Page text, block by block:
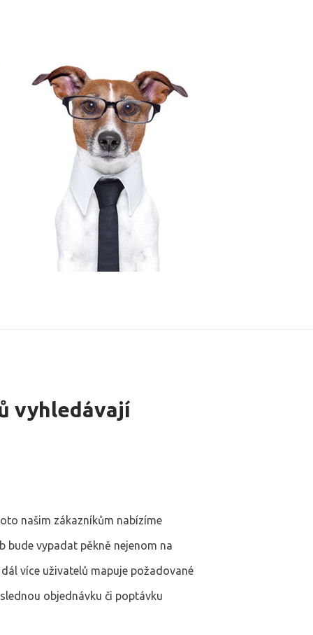
vyhledávají
našim zákazníkům nabízíme
bude vypadat pěkně nejenom na
více uživatelů mapuje požadované
objednávku či poptávku